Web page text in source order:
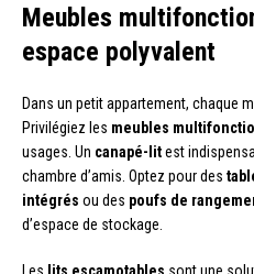
Meubles
espace polyvalent
Dans un petit appartement, chaque
Privilégiez les meubles
usages. Un canapé-litest
chambre d’amis. Optez pour des
intégrés ou des poufs de
d’espace de stockage.